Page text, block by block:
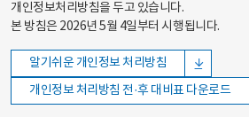
개인정보처리방침을 두고 있습니다.
본 방침은 2026년 5월 4일부터 시행됩니다.
알기쉬운 개인정보 처리방침
개인정보 처리방침 전·후 대비표 다운로드